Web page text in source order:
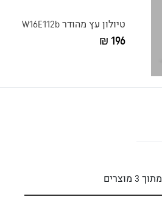
טיולון עץ מהודר W16E112b
196 ₪
מתוך 3 מוצרים